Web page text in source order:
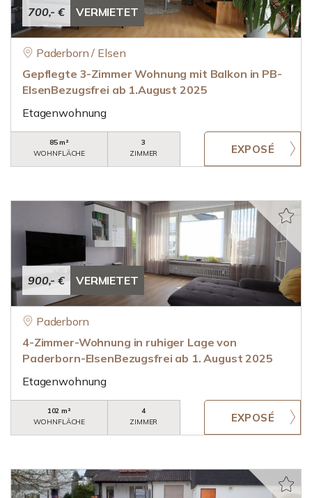
700,- € VERMIETET
Paderborn / Elsen
Gepflegte 3-Zimmer Wohnung mit Balkon in PB-
ElsenBezugsfrei ab 1.August 2025
Etagenwohnung
85 m²
WOHNFLÄCHE
3
ZIMMER
900,- € VERMIETET
Paderborn
4-Zimmer-Wohnung in ruhiger Lage von
Paderborn-ElsenBezugsfrei ab 1. August 2025
Etagenwohnung
102 m²
WOHNFLÄCHE
4
ZIMMER